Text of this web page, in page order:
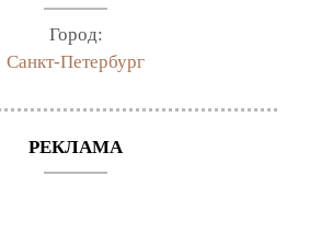
Город:
Санкт-Петербург
РЕКЛАМА